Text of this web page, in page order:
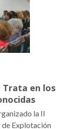
Trata en los
la II
de Explotación